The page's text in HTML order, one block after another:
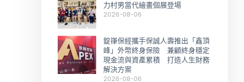
力村男當代繪畫個展登場
2026-08-06
錠嵂保經攜手保誠人壽推出「鑫頂
峰」外幣終身保險 兼顧終身穩定
現金流與資產累積 打造人生財務
解決方案
2026-08-06